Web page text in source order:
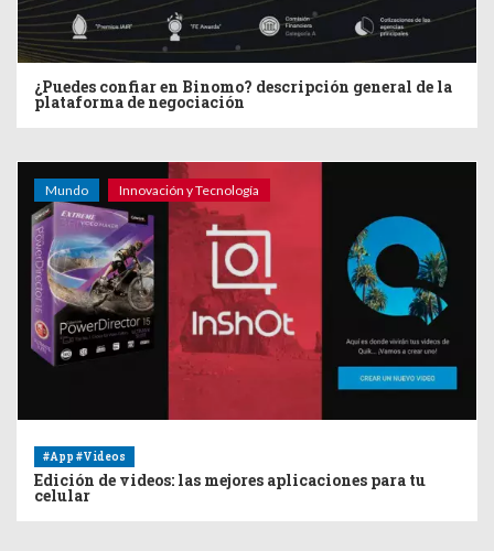
¿Puedes confiar en Binomo? descripción general de la
plataforma de negociación
Mundo Innovación y Tecnología
#App #Videos
Edición de videos: las mejores aplicaciones para tu
celular